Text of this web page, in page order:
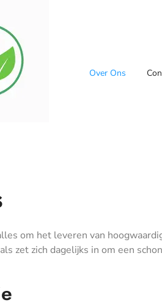
Over Ons
om het leveren van
zet zich dagelijks in om een